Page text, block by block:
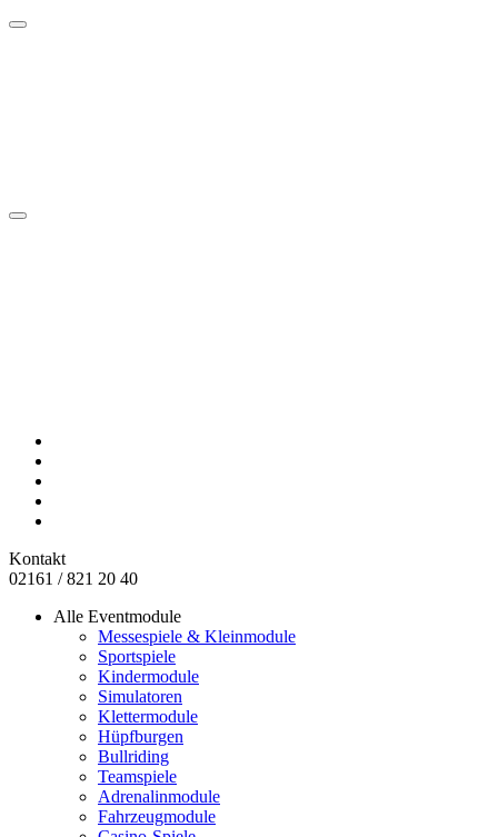
Kontakt
02161 / 821 20 40
Alle Eventmodule
Messespiele & Kleinmodule
Sportspiele
Kindermodule
Simulatoren
Klettermodule
Hüpfburgen
Bullriding
Teamspiele
Adrenalinmodule
Fahrzeugmodule